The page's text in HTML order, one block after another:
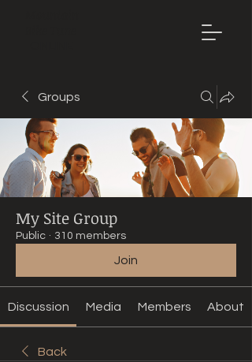
Groups
My Site Group
Public · 310 members
Join
Discussion Media Members About
Back